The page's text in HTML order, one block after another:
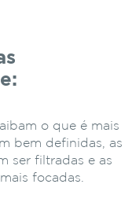
o que é mais
bem definidas, as
ser filtradas e as
focadas.